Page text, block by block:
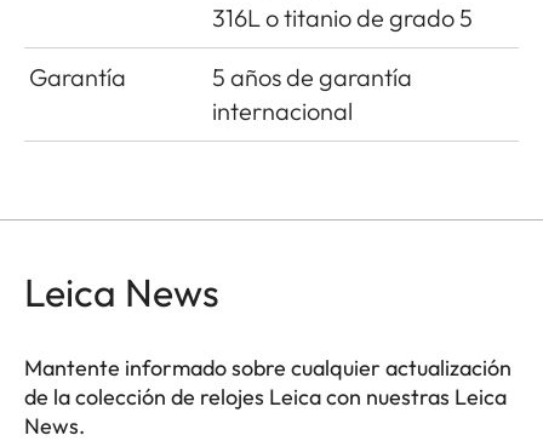
316L o titanio de grado 5
Garantía
5 años de garantía
internacional
Leica News
Mantente informado sobre cualquier actualización
de la colección de relojes Leica con nuestras Leica
News.